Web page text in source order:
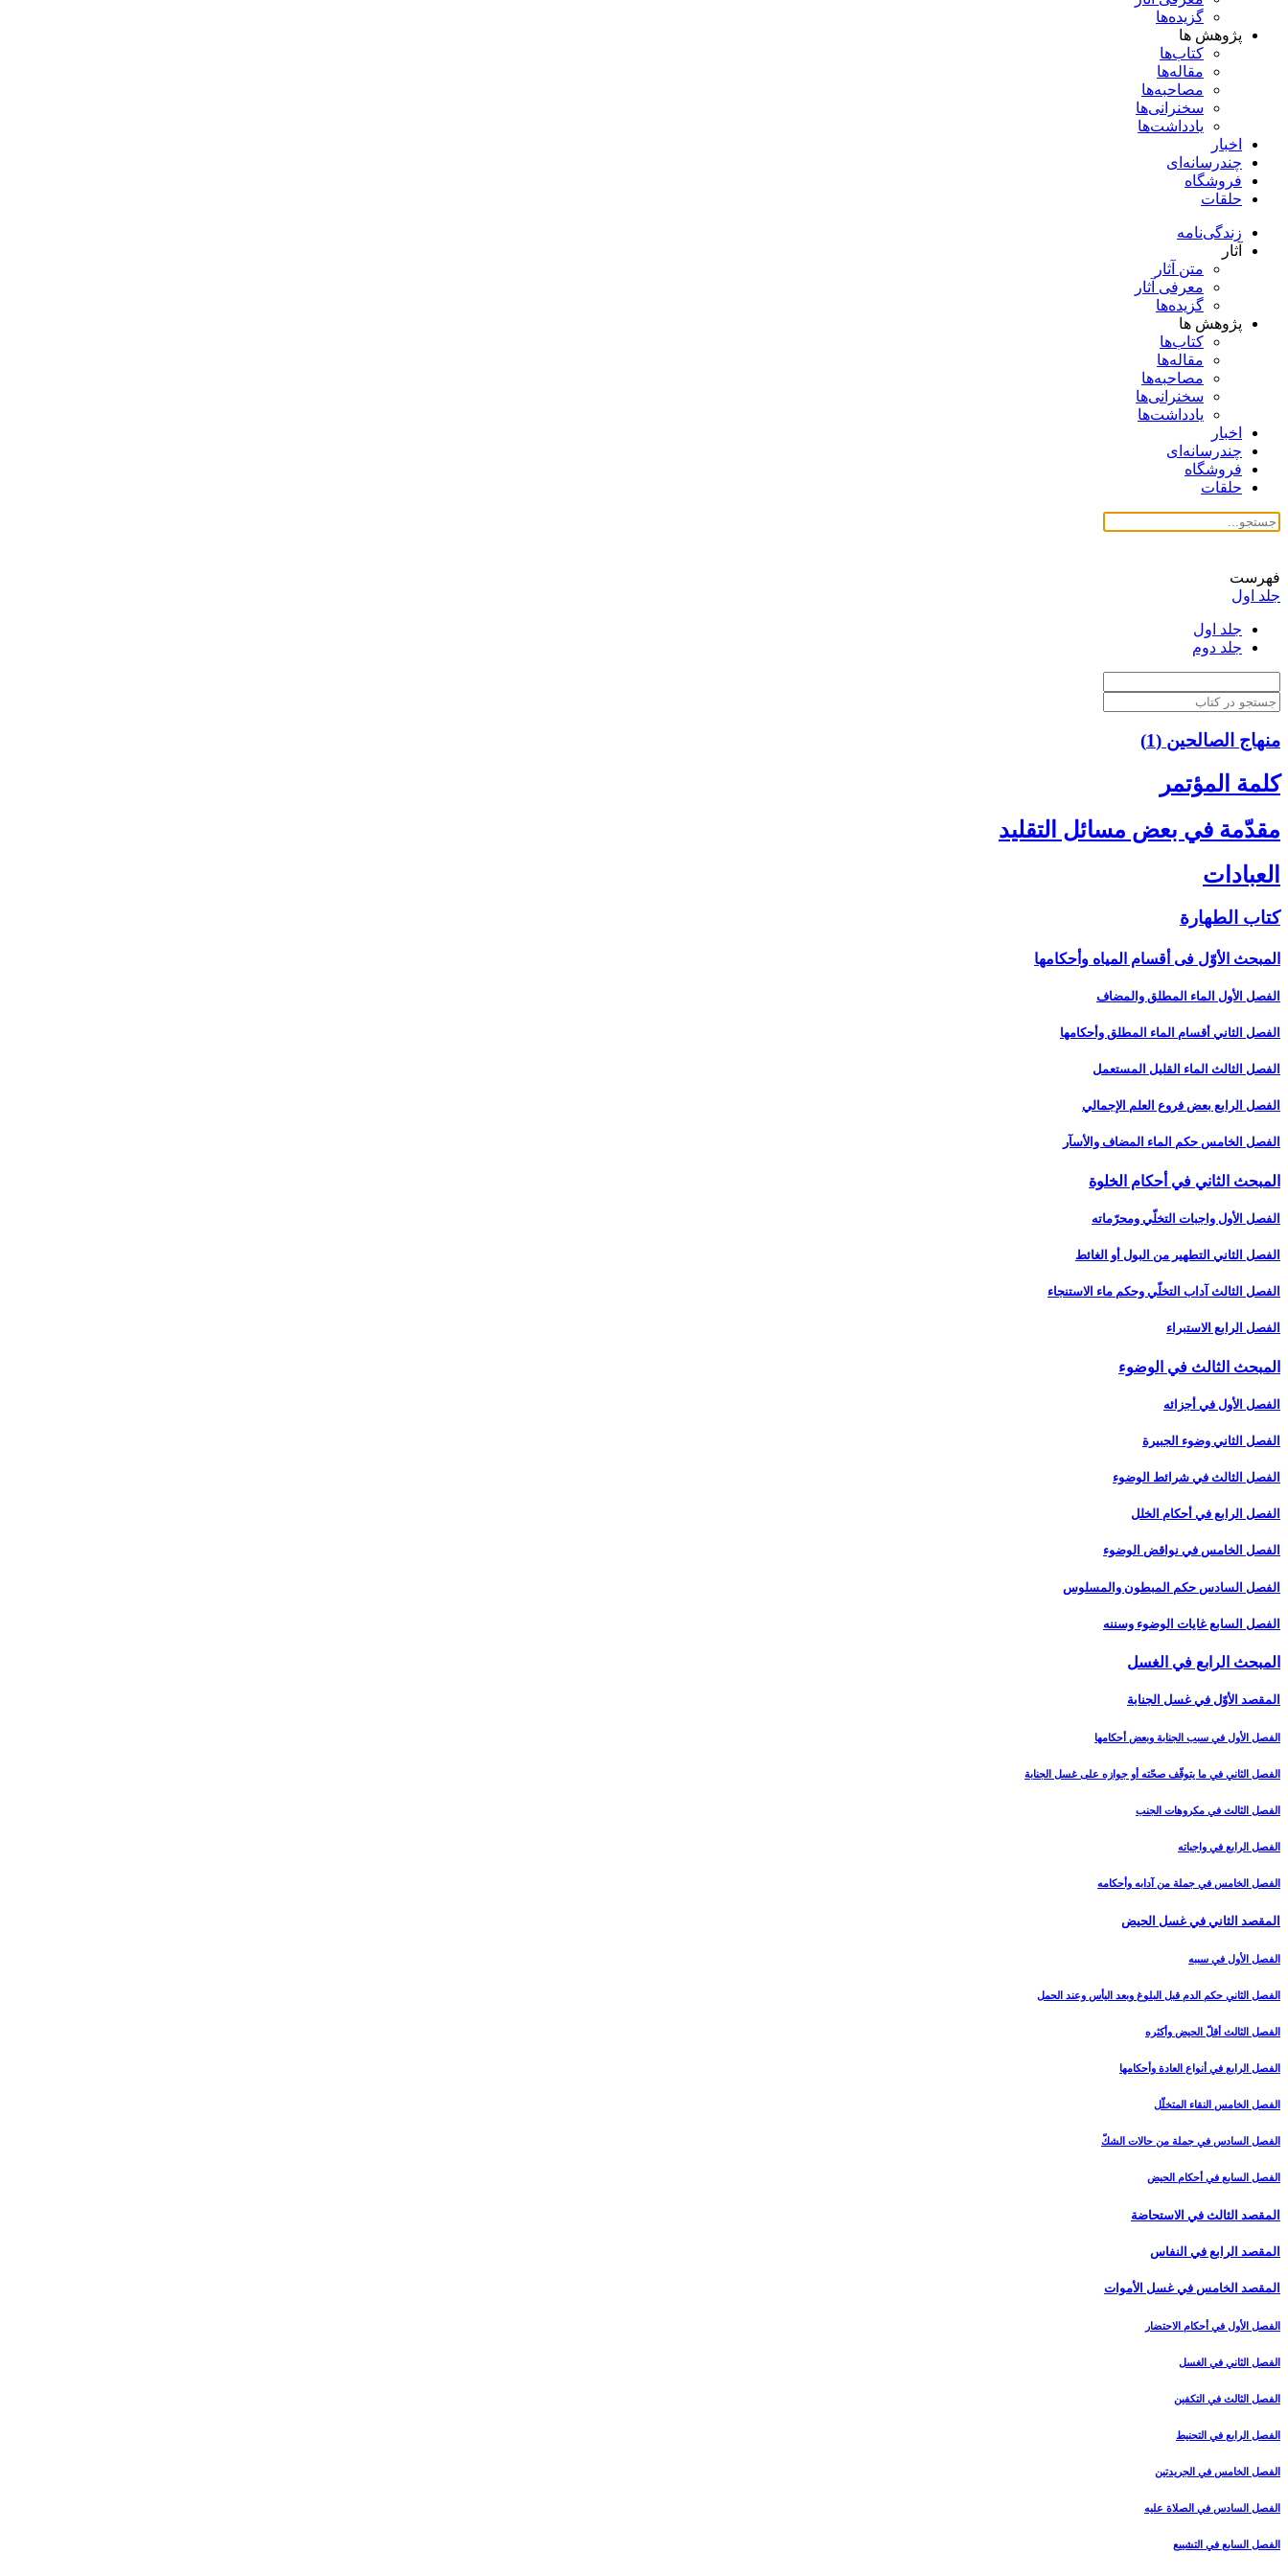
گزیده‌ها
پژوهش ها
کتاب‌ها
مقاله‌ها
مصاحبه‌ها
سخنرانی‌ها
یادداشت‌ها
اخبار
چندرسانه‌ای
فروشگاه
حلقات
زندگی‌نامه
آثار
متن آثار
معرفی آثار
گزیده‌ها
پژوهش ها
کتاب‌ها
مقاله‌ها
مصاحبه‌ها
سخنرانی‌ها
یادداشت‌ها
اخبار
چندرسانه‌ای
فروشگاه
حلقات
فهرست
جلد اول
جلد اول
جلد دوم
منهاج الصالحین (1)
كلمة المؤتمر
مقدّمة في بعض مسائل التقليد
العبادات‏
كتاب الطهارة
المبحث الأوّل فى أقسام المياه وأحكامها
الفصل الأول الماء المطلق والمضاف‏
الفصل الثاني أقسام الماء المطلق وأحكامها
الفصل الثالث الماء القليل المستعمل‏
الفصل الرابع بعض فروع العلم الإجمالي‏
الفصل الخامس حكم الماء المضاف والأسآر
المبحث الثاني في أحكام الخلوة
الفصل الأول واجبات التخلّي ومحرّماته‏
الفصل الثاني التطهير من البول أو الغائط
الفصل الثالث آداب التخلّي وحكم ماء الاستنجاء
الفصل الرابع الاستبراء
المبحث الثالث في الوضوء
الفصل الأول في أجزائه‏
الفصل الثاني وضوء الجبيرة
الفصل الثالث في شرائط الوضوء
الفصل الرابع في أحكام الخلل
الفصل الخامس في نواقض الوضوء
الفصل السادس حكم المبطون والمسلوس‏
الفصل السابع غايات الوضوء وسننه‏
المبحث الرابع في الغسل‏
المقصد الأوّل في غسل الجنابة
الفصل الأول في سبب الجنابة وبعض أحكامها
الفصل الثاني في ما يتوقّف صحّته أو جوازه على غسل الجنابة
الفصل الثالث في مكروهات الجنب‏
الفصل الرابع في واجباته
الفصل الخامس في جملة من آدابه وأحكامه‏
المقصد الثاني في غسل الحيض‏
الفصل الأول في سببه
الفصل الثاني حكم الدم قبل البلوغ وبعد اليأس وعند الحمل‏
الفصل الثالث أقلّ الحيض وأكثره‏
الفصل الرابع في أنواع العادة وأحكامها
الفصل الخامس النقاء المتخلّل‏
الفصل السادس في جملة من حالات الشكّ‏
الفصل السابع في أحكام الحيض
المقصد الثالث في الاستحاضة
المقصد الرابع في النفاس‏
المقصد الخامس في غسل الأموات‏
الفصل الأول في أحكام الاحتضار
الفصل الثاني في الغسل
الفصل الثالث في التكفين
الفصل الرابع‏ في التحنيط
الفصل الخامس في الجريدتين
الفصل السادس في الصلاة عليه
الفصل السابع في التشييع